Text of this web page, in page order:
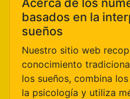
Acerca de los
basados en la
sueños
Nuestro sitio web
conocimiento
los sueños, combina
la psicología y utiliza